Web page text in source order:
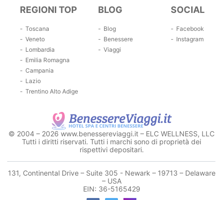
REGIONI TOP
Toscana
Veneto
Lombardia
Emilia Romagna
Campania
Lazio
Trentino Alto Adige
BLOG
Blog
Benessere
Viaggi
SOCIAL
Facebook
Instagram
© 2004 – 2026 www.benessereviaggi.it – ELC WELLNESS, LLC
Tutti i diritti riservati. Tutti i marchi sono di proprietà dei
rispettivi depositari.
131, Continental Drive – Suite 305 - Newark – 19713 – Delaware
– USA
EIN: 36-5165429